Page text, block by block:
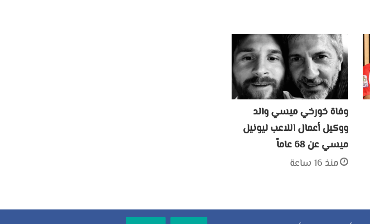
وفاة خورخي ميسي والد
ووكيل أعمال اللاعب ليونيل
ميسي عن 68 عاماً
منذ 16 ساعة